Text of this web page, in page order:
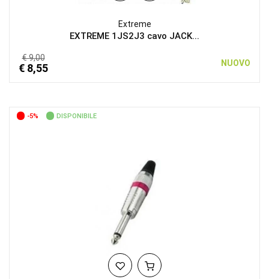
Extreme
EXTREME 1JS2J3 cavo JACK...
€ 9,00
€ 8,55 NUOVO
-5% DISPONIBILE